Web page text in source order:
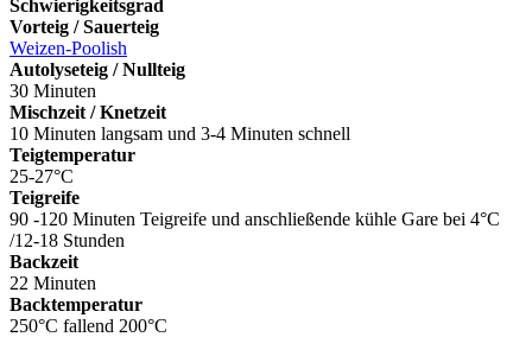
Schwierigkeitsgrad
Vorteig / Sauerteig
Weizen-Poolish
Autolyseteig / Nullteig
30 Minuten
Mischzeit / Knetzeit
10 Minuten langsam und 3-4 Minuten schnell
Teigtemperatur
25-27°C
Teigreife
90 -120 Minuten Teigreife und anschließende kühle Gare bei 4°C
/12-18 Stunden
Backzeit
22 Minuten
Backtemperatur
250°C fallend 200°C